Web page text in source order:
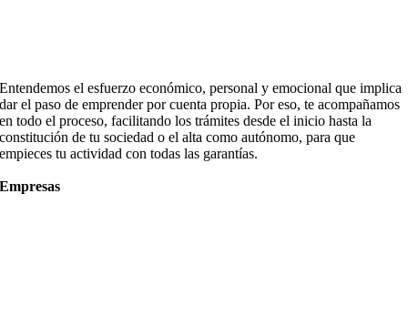
Entendemos el esfuerzo económico, personal y emocional que implica
dar el paso de emprender por cuenta propia. Por eso, te acompañamos
en todo el proceso, facilitando los trámites desde el inicio hasta la
constitución de tu sociedad o el alta como autónomo, para que
empieces tu actividad con todas las garantías.
Empresas